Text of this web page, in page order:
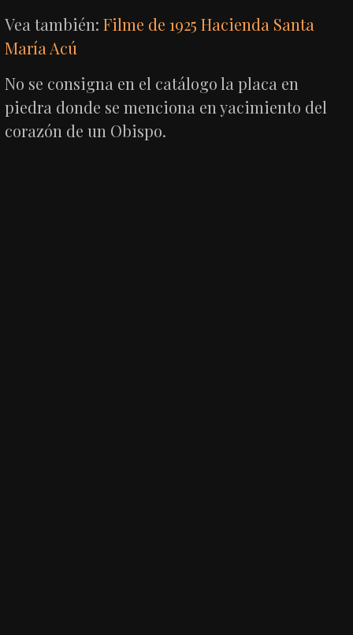
Vea también:Filme de 1925 Hacienda Santa
María Acú
No se consigna en el catálogo la placa en
piedra donde se menciona en yacimiento del
corazón de un Obispo.